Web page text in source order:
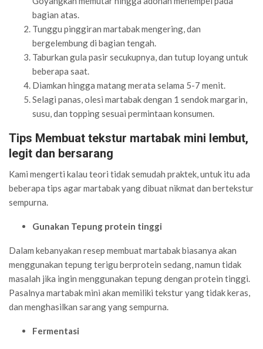
bagian atas.
Tunggu pinggiran martabak mengering, dan
bergelembung di bagian tengah.
Taburkan gula pasir secukupnya, dan tutup loyang untuk
beberapa saat.
Diamkan hingga matang merata selama 5-7 menit.
Selagi panas, olesi martabak dengan 1 sendok margarin,
susu, dan topping sesuai permintaan konsumen.
Tips Membuat tekstur martabak mini lembut,
legit dan bersarang
Kami mengerti kalau teori tidak semudah praktek, untuk itu ada
beberapa tips agar martabak yang dibuat nikmat dan bertekstur
sempurna.
Gunakan Tepung protein tinggi
Dalam kebanyakan resep membuat martabak biasanya akan
menggunakan tepung terigu berprotein sedang, namun tidak
masalah jika ingin menggunakan tepung dengan protein tinggi.
Pasalnya martabak mini akan memiliki tekstur yang tidak keras,
dan menghasilkan sarang yang sempurna.
Fermentasi